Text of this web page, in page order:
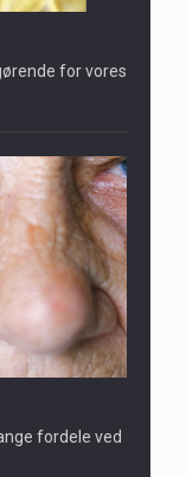
for vores
fordele ved